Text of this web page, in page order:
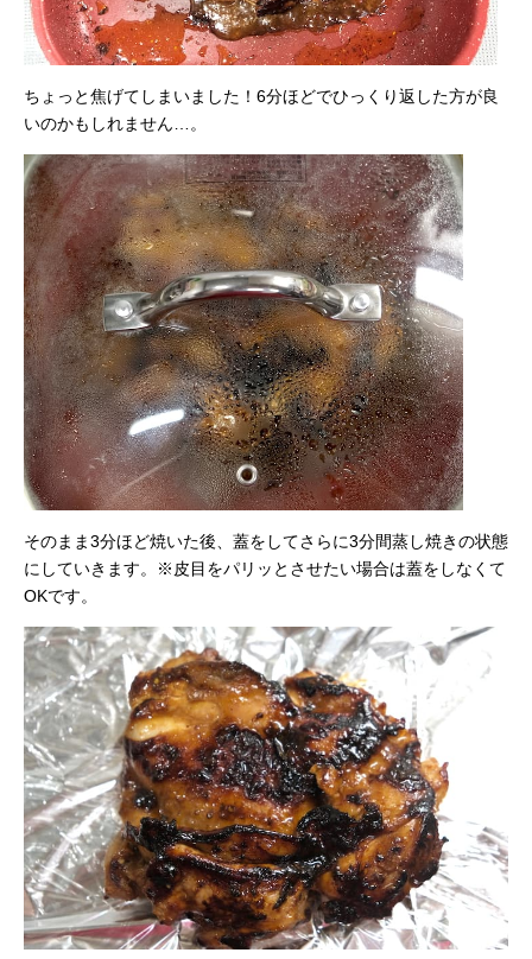
ちょっと焦げてしまいました！6分ほどでひっくり返した方が良
いのかもしれません…。
そのまま3分ほど焼いた後、蓋をしてさらに3分間蒸し焼きの状態
にしていきます。※皮目をパリッとさせたい場合は蓋をしなくて
OKです。